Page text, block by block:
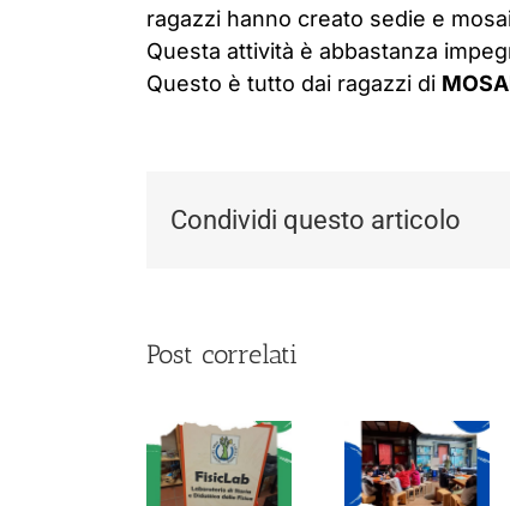
ragazzi hanno creato sedie e
Questa attività è abbastanza
Questo è tutto dai ragazzi di
Condividi questo articolo
Post correlati